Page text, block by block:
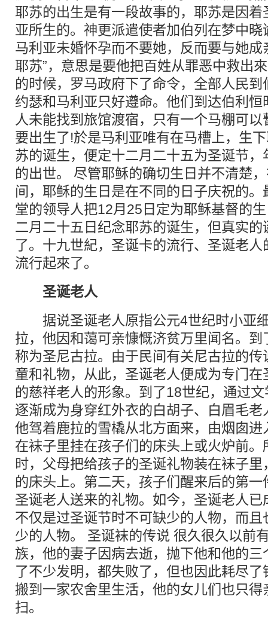
耶苏的出生是有一段故事的，耶苏是因
亚所生的。神更派遣使者加伯列在梦中
马利亚未婚怀孕而不要她，反而要与她成
耶苏”，意思是要他把百姓从罪恶中救出
的时候，罗马政府下了命令，全部人民
约瑟和马利亚只好遵命。他们到达伯利
人未能找到旅馆渡宿，只有一个马棚可
要出生了!於是马利亚唯有在马槽上，生
苏的诞生，便定十二月二十五为圣诞节
的出世。 尽管耶稣的确切生日并不清楚
间，耶稣的生日是在不同的日子庆祝的
堂的领导人把12月25日定为耶稣基督的
二月二十五日纪念耶苏的诞生，但真实
了。十九世紀，圣诞卡的流行、圣诞老
流行起來了。
圣诞老人
据说圣诞老人原指公元4世纪时小亚
拉，他因和蔼可亲慷慨济贫万里闻名。
称为圣尼古拉。由于民间有关尼古拉的
童和礼物，从此，圣诞老人便成为专门
的慈祥老人的形象。到了18世纪，通过
逐渐成为身穿红外衣的白胡子、白眉毛
他驾着鹿拉的雪橇从北方面来，由烟囱
在袜子里挂在孩子们的床头上或火炉前
时，父母把给孩子的圣诞礼物装在袜子
的床头上。第二天，孩子们醒来后的第
圣诞老人送来的礼物。如今，圣诞老人
不仅是过圣诞节时不可缺少的人物，而
少的人物。 圣诞袜的传说 很久很久以前
族，他的妻子因病去逝，抛下他和他的
了不少发明，都失败了，但也因此耗尽
搬到一家农舍里生活，他的女儿们也只
扫。